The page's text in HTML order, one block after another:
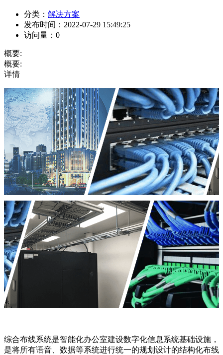
分类： 解决方案
发布时间： 2022-07-29 15:49:25
访问量： 0
概要:
概要:
详情
综合布线系统是智能化办公室建设数字化信息系统基础设施，
是将所有语音、数据等系统进行统一的规划设计的结构化布线